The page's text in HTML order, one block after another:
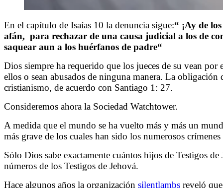
En el capítulo de Isaías 10 la denuncia sigue:“ ¡Ay de
afán, para rechazar de una causa judicial a los de
saquear aun a los huérfanos de padre“
Dios siempre ha requerido que los jueces de su vean por
ellos o sean abusados de ninguna manera. La
cristianismo, de acuerdo con Santiago 1: 27.
Consideremos ahora la Sociedad Watchtower.
A medida que el mundo se ha vuelto más y más un
más grave de los cuales han sido los numerosos
Sólo Dios sabe exactamente cuántos hijos de Testigos
números de los Testigos de Jehová.
Hace algunos años la organización silentlambs reveló